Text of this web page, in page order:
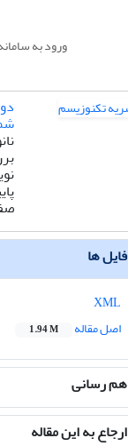
ورود به
فایل ها
اصل مقاله
1.94 M
هم رسانی
ارجاع به این مقاله